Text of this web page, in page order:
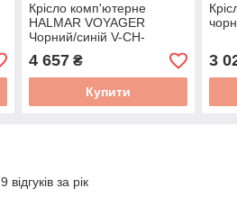
Крісло комп'ютерне
HALMAR VOYAGER
Чорний/синій V-CH-
VOYAGER-FOT-NIEBIESKI
4 657₴
Купити
3
за рік